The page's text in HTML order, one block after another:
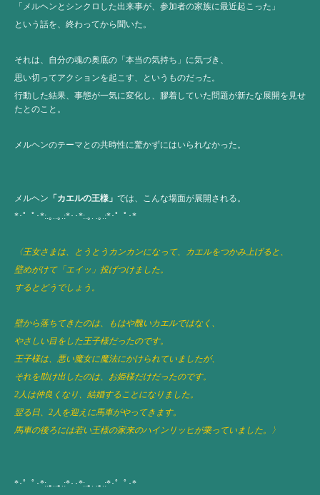
「メルヘンとシンクロした出来事が、参加者の家族に最近起こった」
という話を、終わってから聞いた。
それは、自分の魂の奥底の「本当の気持ち」に気づき、
思い切ってアクションを起こす、というものだった。
行動した結果、事態が一気に変化し、膠着していた問題が新たな展開を見せ
たとのこと。
メルヘンのテーマとの共時性に驚かずにはいられなかった。
メルヘン 「カエルの王様」 では、こんな場面が展開される。
*･゜ﾟ･*:.｡..｡.:*･･*:.｡. .｡.:*･゜ﾟ･*
〈王女さまは、とうとうカンカンになって、カエルをつかみ上げると、
壁めがけて「エイッ」投げつけました。
するとどうでしょう。
壁から落ちてきたのは、もはや醜いカエルではなく、
やさしい目をした王子様だったのです。
王子様は、悪い魔女に魔法にかけられていましたが、
それを助け出したのは、お姫様だけだったのです。
2人は仲良くなり、結婚することになりました。
翌る日、2人を迎えに馬車がやってきます。
馬車の後ろには若い王様の家来のハインリッヒが乗っていました。〉
*･゜ﾟ･*:.｡..｡.:*･･*:.｡. .｡.:*･゜ﾟ･*